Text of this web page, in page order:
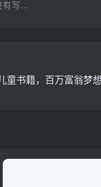
有写...
童书籍，百万富翁梦